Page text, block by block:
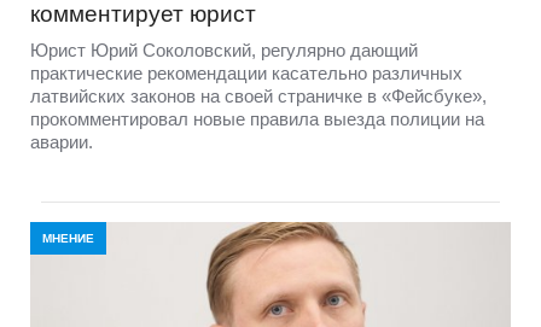
комментирует юрист
Юрист Юрий Соколовский, регулярно дающий
практические рекомендации касательно различных
латвийских законов на своей страничке в «Фейсбуке»,
прокомментировал новые правила выезда полиции на
аварии.
МНЕНИЕ